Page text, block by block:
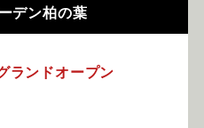
デン柏の葉
ランドオープン